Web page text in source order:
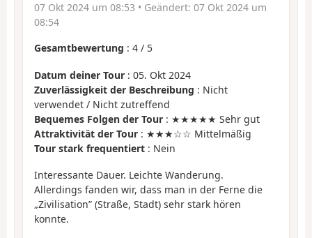
07 Okt 2024 um 08:53 • Geändert: 07 Okt 2024 um
08:54
Gesamtbewertung : 4 / 5
Datum deiner Tour : 05. Okt 2024
Zuverlässigkeit der Beschreibung : Nicht
verwendet / Nicht zutreffend
Bequemes Folgen der Tour : ★★★★★ Sehr gut
Attraktivität der Tour : ★★★☆☆ Mittelmäßig
Tour stark frequentiert : Nein
Interessante Dauer. Leichte Wanderung.
Allerdings fanden wir, dass man in der Ferne die
„Zivilisation” (Straße, Stadt) sehr stark hören
konnte.